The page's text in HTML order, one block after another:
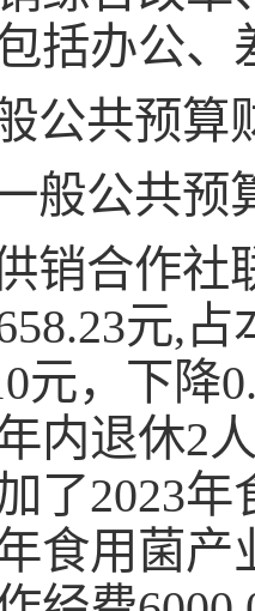
括办公
公共预算
一般公共
销合作社
元,
元，下降
内退休2
了2023年
食用菌